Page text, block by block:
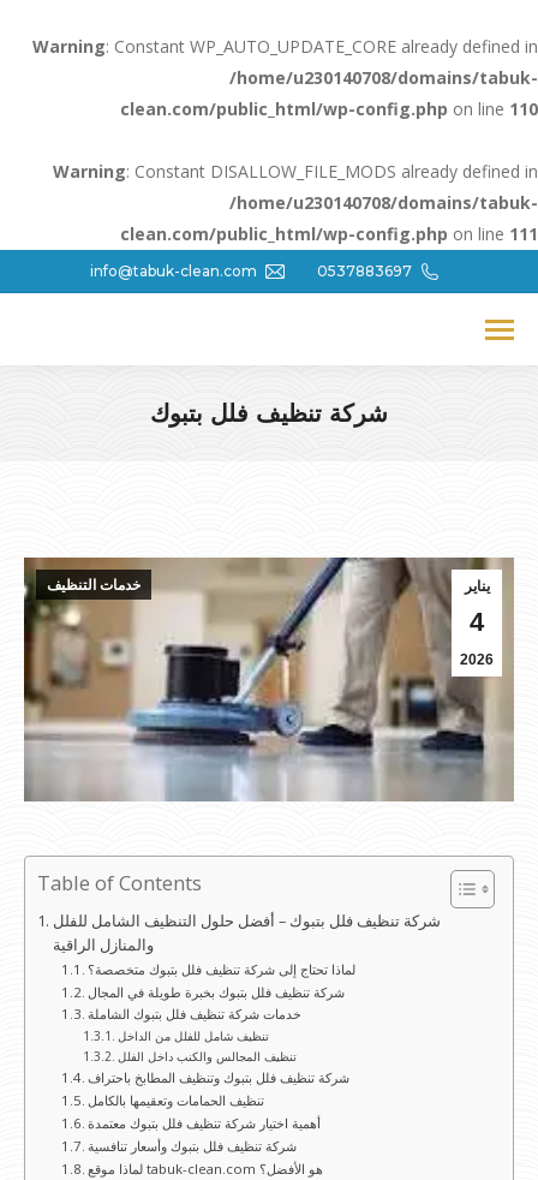
Warning: Constant WP_AUTO_UPDATE_CORE already defined in
/home/u230140708/domains/tabuk-
clean.com/public_html/wp-config.php on line 110
Warning: Constant DISALLOW_FILE_MODS already defined in
/home/u230140708/domains/tabuk-
clean.com/public_html/wp-config.php on line 111
0537883697
info@tabuk-clean.com
شركة تنظيف فلل بتبوك
يناير
4
2026
خدمات التنظيف
Table of Contents
شركة تنظيف فلل بتبوك – أفضل حلول التنظيف الشامل للفلل
والمنازل الراقية
لماذا تحتاج إلى شركة تنظيف فلل بتبوك متخصصة؟
شركة تنظيف فلل بتبوك بخبرة طويلة في المجال
خدمات شركة تنظيف فلل بتبوك الشاملة
تنظيف شامل للفلل من الداخل
تنظيف المجالس والكنب داخل الفلل
شركة تنظيف فلل بتبوك وتنظيف المطابخ باحتراف
تنظيف الحمامات وتعقيمها بالكامل
أهمية اختيار شركة تنظيف فلل بتبوك معتمدة
شركة تنظيف فلل بتبوك وأسعار تنافسية
لماذا موقع tabuk-clean.com هو الأفضل؟